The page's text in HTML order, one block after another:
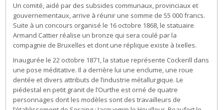
Un comité, aidé par des subsides communaux, provinciaux et
gouvernementaux, arrive à réunir une somme de 55 000 francs.
Suite à un concours organisé le 16 octobre 1868, le statuaire
Armand Cattier réalise un bronze qui sera coulé par la
compagnie de Bruxelles et dont une réplique existe à Ixelles.
Inaugurée le 22 octobre 1871, la statue représente Cockerill dans
une pose méditative. Il a derrière lui une enclume, une roue
dentée et divers attributs de l’industrie métallurgique. Le
piédestal en petit granit de l’Ourthe est orné de quatre
personnages dont les modèles sont des travailleurs de